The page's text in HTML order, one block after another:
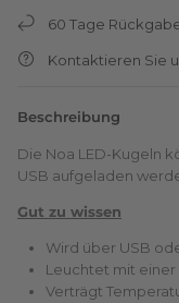
60 Tage
Kontaktieren Sie
Beschreibung
Die Noa LED-Kugeln
USB aufgeladen
Gut zu wissen
Wird über USB
Leuchtet mit einer
Verträgt